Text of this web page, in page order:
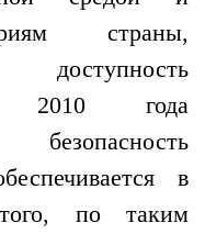
страны,
2010 года
в
по таким